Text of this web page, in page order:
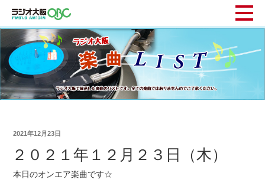
2021年12月23日
２０２１年１２月２３日（木）
本日のオンエア楽曲です☆